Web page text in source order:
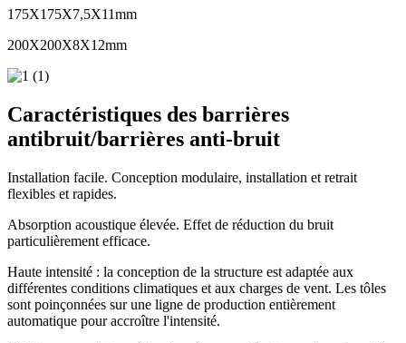
175X175X7,5X11mm
200X200X8X12mm
Caractéristiques des barrières
antibruit/barrières anti-bruit
Installation facile. Conception modulaire, installation et retrait
flexibles et rapides.
Absorption acoustique élevée. Effet de réduction du bruit
particulièrement efficace.
Haute intensité : la conception de la structure est adaptée aux
différentes conditions climatiques et aux charges de vent. Les tôles
sont poinçonnées sur une ligne de production entièrement
automatique pour accroître l'intensité.